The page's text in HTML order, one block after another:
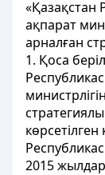
«Қазақстан
ақпарат
арналған
1. Қоса
2015